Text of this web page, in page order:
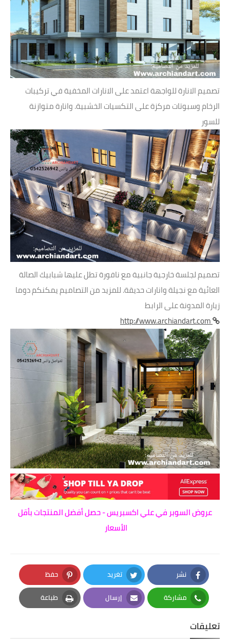
تصميم الانارة للواجهة اعتمد على الانارات المخفية في تركيبات
الرخام وسبوتات مركزة على التكسيات الخشبية. وانارة متوازنة
للسور
تصميم لجلسة خارجية جانبية مع نافورة تطل عليها شبابيك الصالة
العائية مع نجيلة وانارات حديقة. للمزيد من التصاميم يمكنكم دوما
زيارة المدونة على الرابط
http://www.archiandart.com
عروض السوبر في علي اكسبريس - حصل أفضل المنتجات بأقل
الأسعار
نشر
Facebook
تغريد
Twitter
حفظ
Pinterest
مشاركة
Whatsapp
إرسال
Email
طباعة
Print
تعليقات